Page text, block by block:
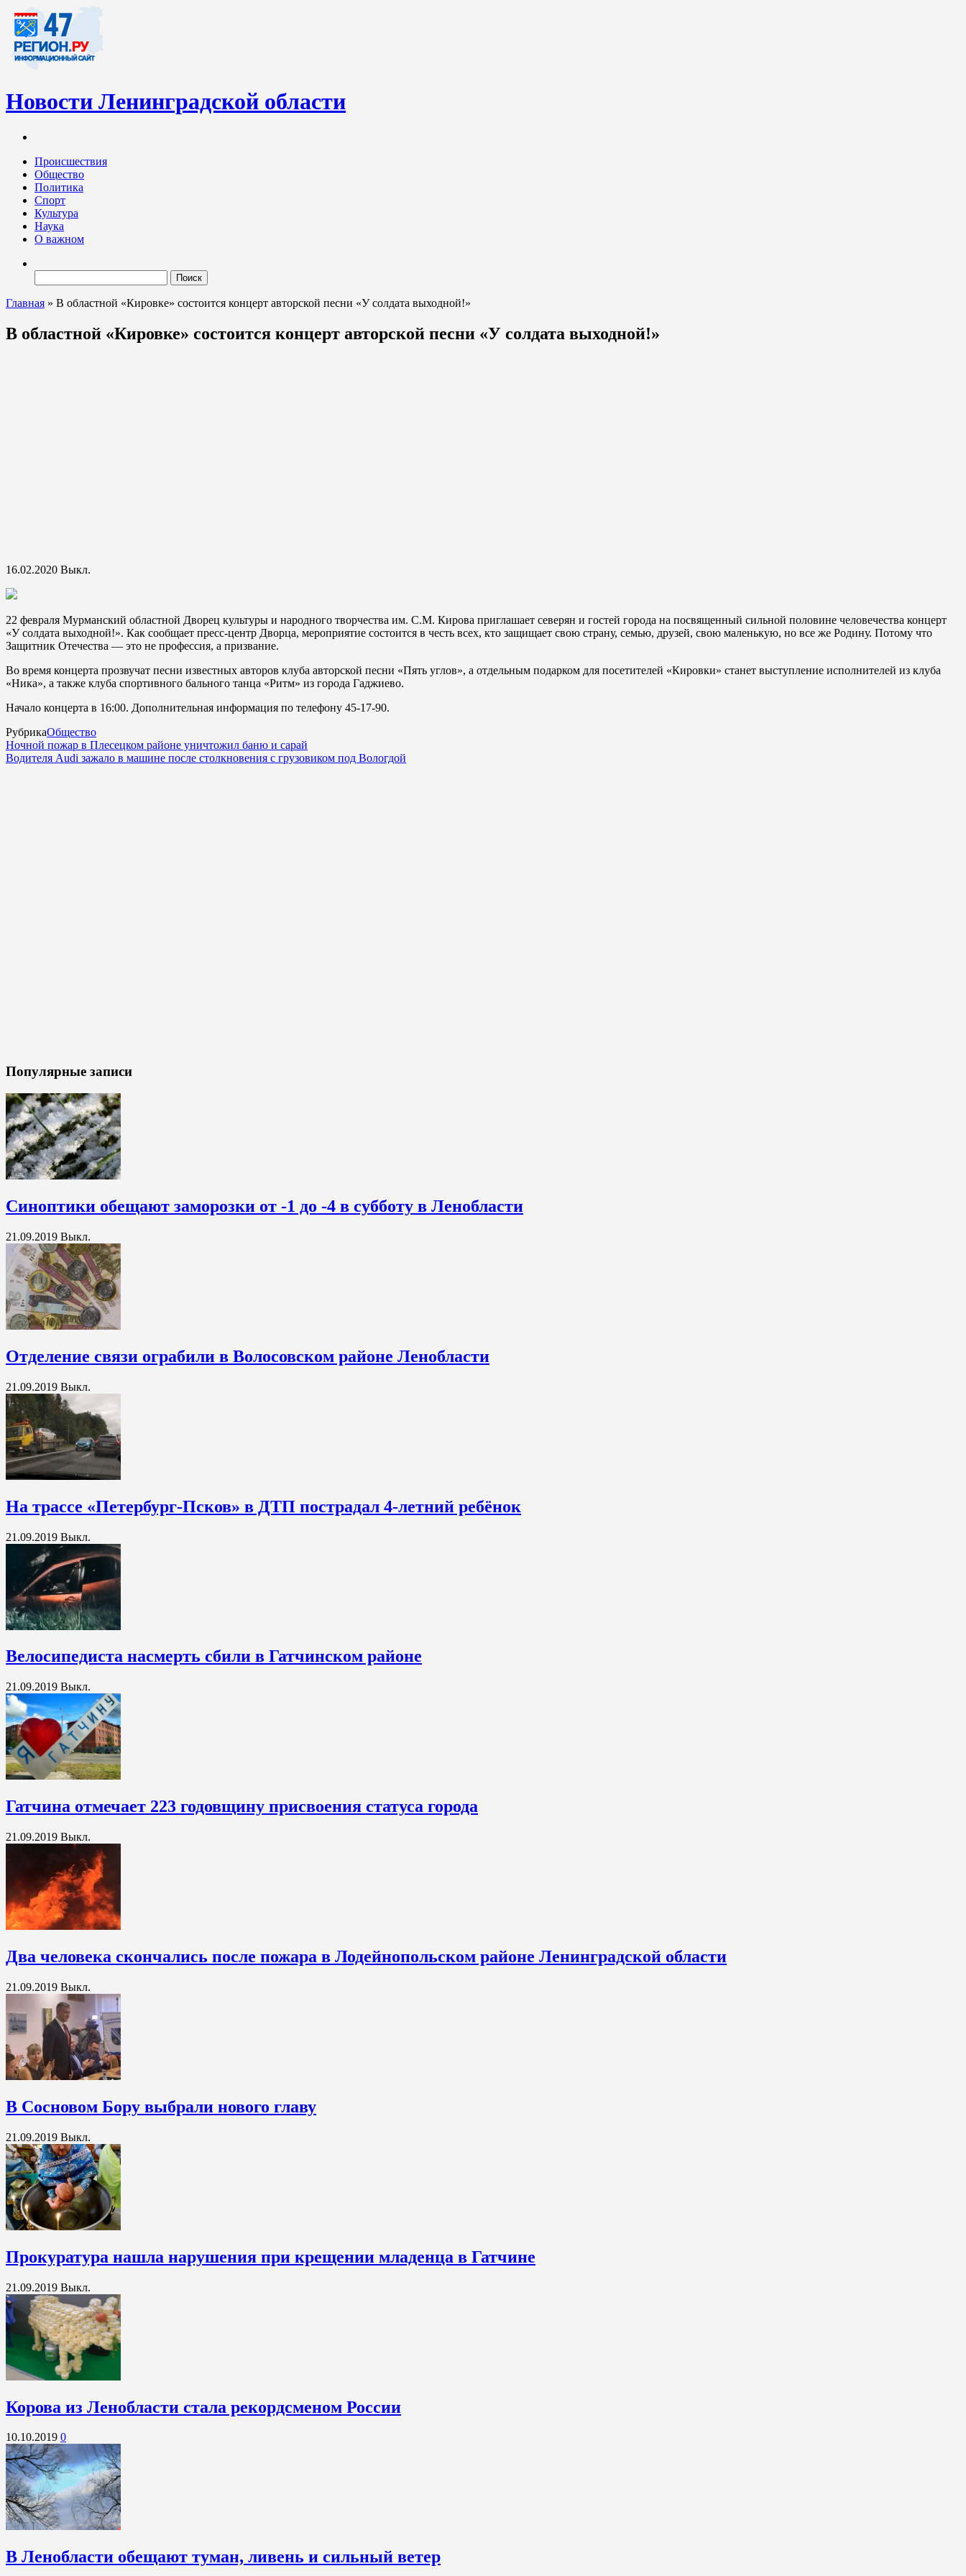
Новости Ленинградской области
Ленинградских новостей обновляется регулярно. Мы рассказываем о происходящем «в верхах» и о судьбах простых людях, о том, что касается каждого жителя Ленинградской области.
Происшествия
Общество
Политика
Спорт
Культура
Наука
О важном
Главная » В областной «Кировке» состоится концерт авторской песни «У солдата выходной!»
В областной «Кировке» состоится концерт авторской песни «У солдата выходной!»
16.02.2020 Выкл.
22 февраля Мурманский областной Дворец культуры и народного творчества им. С.М. Кирова приглашает северян и гостей города на посвященный сильной половине человечества концерт
«У солдата выходной!». Как сообщает пресс-центр Дворца, мероприятие состоится в честь всех, кто защищает свою страну, семью, друзей, свою маленькую, но все же Родину. Потому что
Защитник Отечества — это не профессия, а призвание.
Во время концерта прозвучат песни известных авторов клуба авторской песни «Пять углов», а отдельным подарком для посетителей «Кировки» станет выступление исполнителей из клуба
«Ника», а также клуба спортивного бального танца «Ритм» из города Гаджиево.
Начало концерта в 16:00. Дополнительная информация по телефону 45-17-90.
РубрикаОбщество
Ночной пожар в Плесецком районе уничтожил баню и сарай
Водителя Audi зажало в машине после столкновения с грузовиком под Вологдой
Популярные записи
Синоптики обещают заморозки от -1 до -4 в субботу в Ленобласти
21.09.2019 Выкл.
Отделение связи ограбили в Волосовском районе Ленобласти
21.09.2019 Выкл.
На трассе «Петербург-Псков» в ДТП пострадал 4-летний ребёнок
21.09.2019 Выкл.
Велосипедиста насмерть сбили в Гатчинском районе
21.09.2019 Выкл.
Гатчина отмечает 223 годовщину присвоения статуса города
21.09.2019 Выкл.
Два человека скончались после пожара в Лодейнопольском районе Ленинградской области
21.09.2019 Выкл.
В Сосновом Бору выбрали нового главу
21.09.2019 Выкл.
Прокуратура нашла нарушения при крещении младенца в Гатчине
21.09.2019 Выкл.
Корова из Ленобласти стала рекордсменом России
10.10.2019 0
В Ленобласти обещают туман, ливень и сильный ветер